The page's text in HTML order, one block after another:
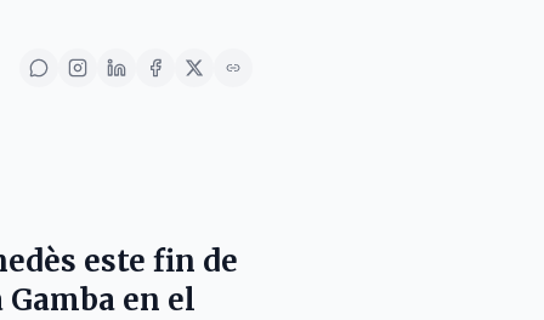
este fin de
en el